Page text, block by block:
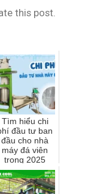
this post.
Tìm hiểu chi
đầu tư ban
đầu cho nhà
máy đá viên
trong 2025